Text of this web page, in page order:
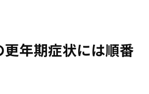
年期症状には順番